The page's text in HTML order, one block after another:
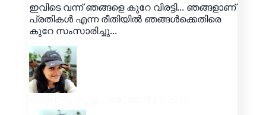
ഇവിടെ വന്ന് ഞങ്ങളെ കുറേ വിരട്ടി... ഞങ്ങളാണ്
പ്രതികൾ എന്ന രീതിയിൽ ഞങ്ങൾക്കെതിരെ
കുറേ സംസാരിച്ചു...